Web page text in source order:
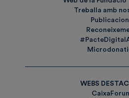
Treballa amb
WEBS